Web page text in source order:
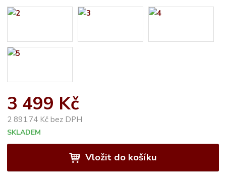
3 499 Kč
2 891,74 Kč bez DPH
SKLADEM
Vložit do košíku